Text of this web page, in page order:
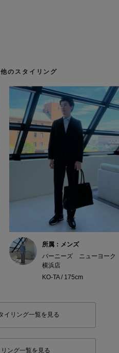
のスタイリング
所属：メンズ
バーニーズ ニューヨーク
横浜店
KO-TA / 175cm
イリング一覧を見る
ング一覧を見る